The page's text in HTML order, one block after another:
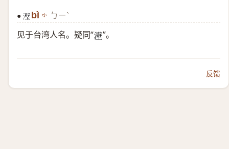
● 𬉭 bì ㄅㄧˋ
见于台湾人名。疑同“𤃎 ”。
反馈